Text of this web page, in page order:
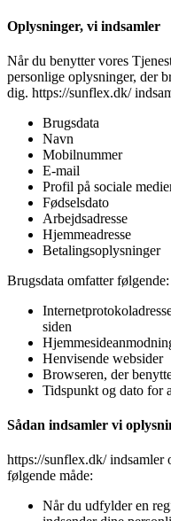
Oplysninger, vi indsamler
Når du benytter vores
personlige oplysninger, der
dig. https://sunflex.dk/
Brugsdata
Navn
Mobilnummer
E-mail
Profil på sociale
Fødselsdato
Arbejdsadresse
Hjemmeadresse
Betalingsoplysninger
Brugsdata omfatter følgende:
siden
Henvisende websider
Browseren, der
Tidspunkt og dato for
Sådan indsamler vi
https://sunflex.dk/ indsamler
følgende måde:
Når du udfylder en